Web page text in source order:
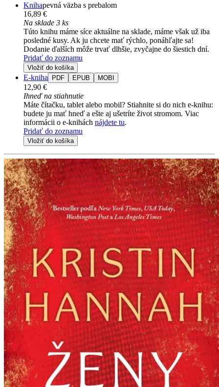
Knihapevná väzba s prebalom
16,89 €
Na sklade 3 ks
Túto knihu máme síce aktuálne na sklade, máme však už iba
posledné kusy. Ak ju chcete mať rýchlo, ponáhľajte sa!
Dodanie ďalších môže trvať dlhšie, zvyčajne do šiestich dní.
Pridať do zoznamu
Vložiť do košíka
E-kniha PDF EPUB MOBI
12,90 €
Ihneď na stiahnutie
Máte čítačku, tablet alebo mobil? Stiahnite si do nich e-knihu:
budete ju mať hneď a ešte aj ušetríte život stromom. Viac
informácii o e-knihách nájdete tu.
Pridať do zoznamu
Vložiť do košíka